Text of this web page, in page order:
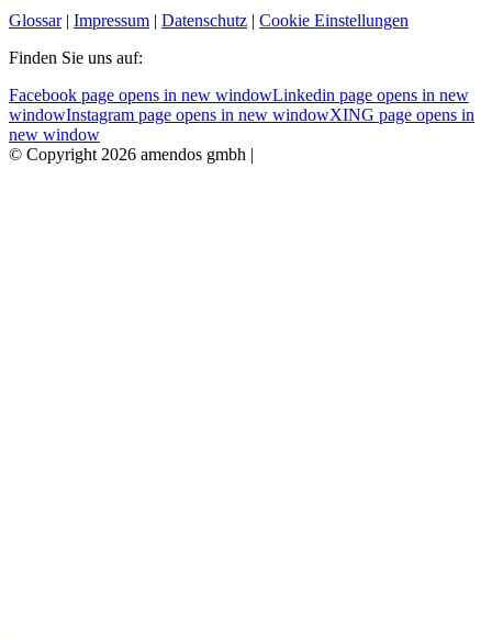
Glossar| Impressum | Datenschutz | Cookie Einstellungen
Finden Sie uns auf:
Facebook page opens in new windowLinkedin page opens in new
windowInstagram page opens in new windowXING page opens in
new window
© Copyright 2026 amendos gmbh |